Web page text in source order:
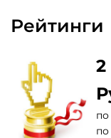
Рейтинги
2